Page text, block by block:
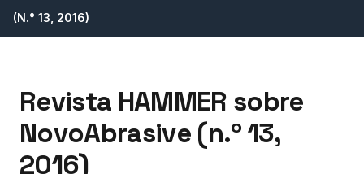
(N.° 13, 2016)
Revista HAMMER sobre
NovoAbrasive (n.º 13,
2016)